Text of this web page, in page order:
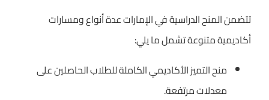
تتضمن المنح الدراسية في الإمارات عدة أنواع ومسارات
أكاديمية متنوعة تشمل ما يلي:
منح التميز الأكاديمي الكاملة للطلاب الحاصلين على
معدلات مرتفعة.